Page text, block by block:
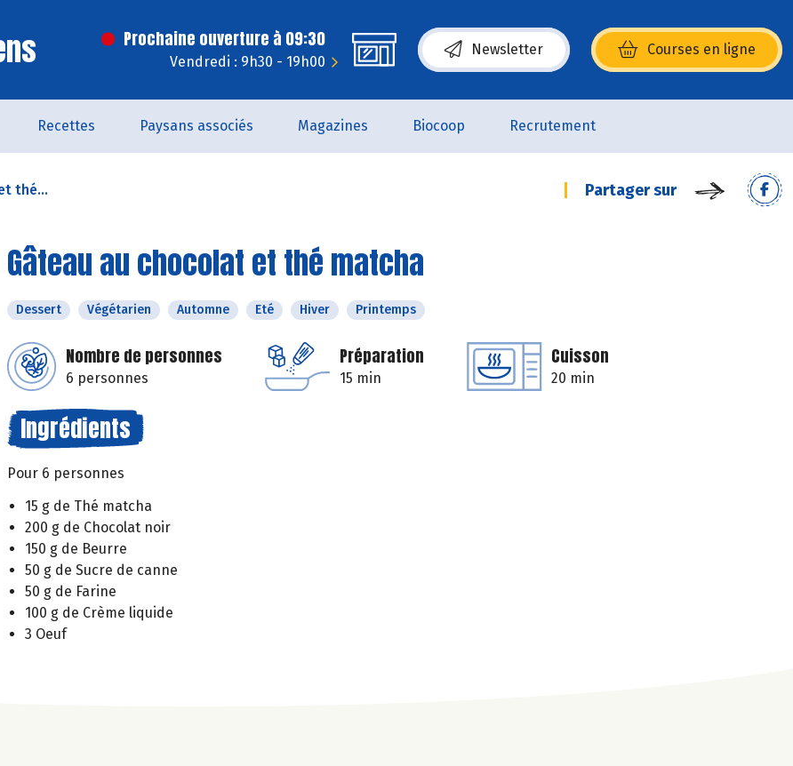
Prochaine ouverture à 09:30
Vendredi : 9h30 - 19h00
Newsletter Courses en ligne
(s’ouvre dans une nouvelle fenêtre)
Recettes Paysans associés Magazines Biocoop Recrutement
thé... Partager sur
Gâteau au chocolat et thé matcha
Dessert Végétarien Automne Eté Hiver Printemps
Nombre de personnes
6 personnes
Préparation
15 min
Cuisson
20 min
Ingrédients
Pour 6 personnes
15 g de Thé matcha
200 g de Chocolat noir
150 g de Beurre
50 g de Sucre de canne
50 g de Farine
100 g de Crème liquide
3 Oeuf